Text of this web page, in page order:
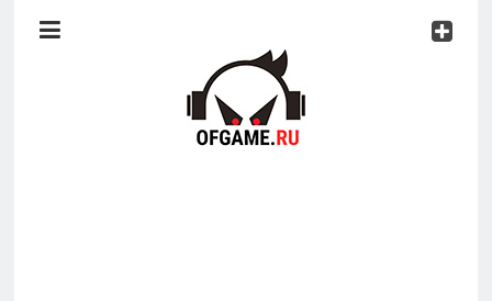
Консоли